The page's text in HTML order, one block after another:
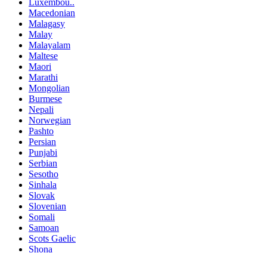
Luxembou..
Macedonian
Malagasy
Malay
Malayalam
Maltese
Maori
Marathi
Mongolian
Burmese
Nepali
Norwegian
Pashto
Persian
Punjabi
Serbian
Sesotho
Sinhala
Slovak
Slovenian
Somali
Samoan
Scots Gaelic
Shona